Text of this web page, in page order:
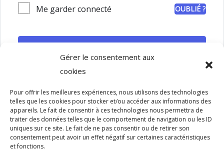
Gérer le consentement aux
cookies
Pour offrir les meilleures expériences, nous utilisons des technologies
telles que les cookies pour stocker et/ou accéder aux informations des
appareils. Le fait de consentir à ces technologies nous permettra de
traiter des données telles que le comportement de navigation ou les ID
uniques sur ce site. Le fait de ne pas consentir ou de retirer son
consentement peut avoir un effet négatif sur certaines caractéristiques
et fonctions.
Me garder connecté OUBLIÉ ?
Copyright - 2022 - Sun Design - Tous droits réservés.